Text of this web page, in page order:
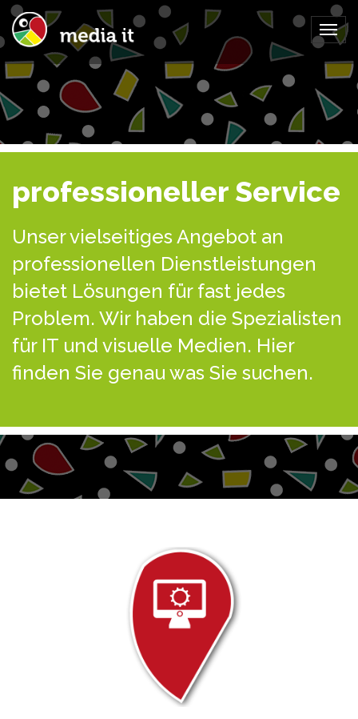
professioneller Service
Unser vielseitiges Angebot an
professionellen Dienstleistungen
bietet Lösungen für fast jedes
Problem. Wir haben die Spezialisten
für IT und visuelle Medien. Hier
finden Sie genau was Sie suchen.